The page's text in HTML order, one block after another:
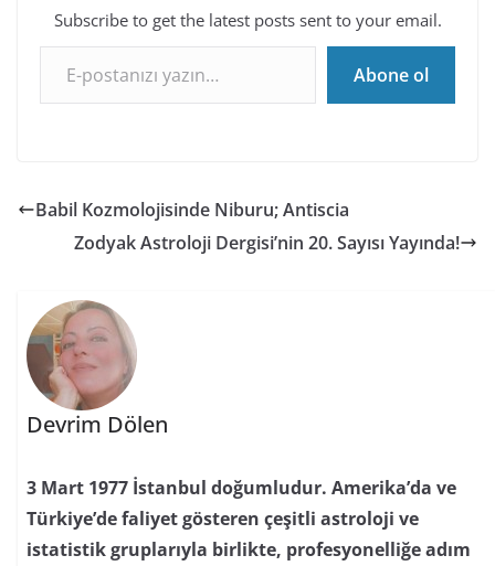
Subscribe to get the latest posts sent to your email.
E-postanızı yazın…
Abone ol
Babil Kozmolojisinde Niburu; Antiscia
Zodyak Astroloji Dergisi’nin 20. Sayısı Yayında!
Devrim Dölen
3 Mart 1977 İstanbul doğumludur. Amerika’da ve
Türkiye’de faliyet gösteren çeşitli astroloji ve
istatistik gruplarıyla birlikte, profesyonelliğe adım